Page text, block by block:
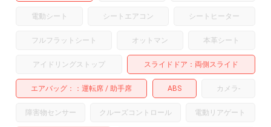
電動シート シートエアコン シートヒーター
フルフラットシート オットマン 本革シート
アイドリングストップ スライドドア 両側スライド
エアバッグ： 運転席 助手席 ABS カメラ-
障害物センサー クルーズコントロール 電動リアゲート